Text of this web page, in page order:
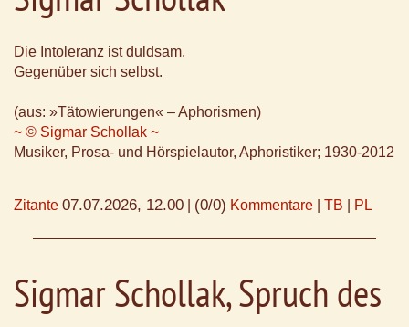
Die Intoleranz ist duldsam.
Gegenüber sich selbst.
(aus: »Tätowierungen« – Aphorismen)
~ © Sigmar Schollak ~
Musiker, Prosa- und Hörspielautor, Aphoristiker; 1930-2012
Zitante 07.07.2026, 12.00 (0/0) Kommentare TB PL
Sigmar Schollak, Spruch des